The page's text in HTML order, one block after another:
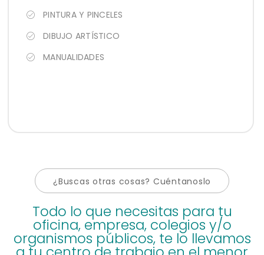
PINTURA Y PINCELES
DIBUJO ARTÍSTICO
MANUALIDADES
¿Buscas otras cosas? Cuéntanoslo
Todo lo que necesitas para tu
oficina, empresa, colegios y/o
organismos públicos, te lo llevamos